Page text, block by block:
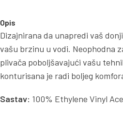
Opis
Dizajnirana da unapredi vaš
vašu brzinu u vodi. Neophodna
plivača poboljšavajući vašu
konturisana je radi boljeg
Sastav: 100% Ethylene Vinyl